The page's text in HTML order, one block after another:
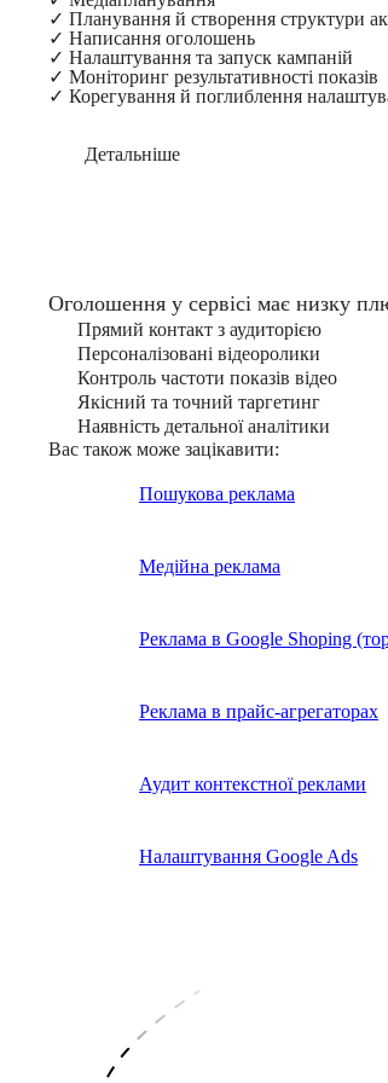
✓ Планування й створення структури
✓ Написання оголошень
✓ Налаштування та запуск кампаній
✓ Моніторинг результативності показів
✓ Корегування й поглиблення
Детальніше
Оголошення у сервісі має низку
Прямий контакт з аудиторією
Персоналізовані відеоролики
Контроль частоти показів відео
Якісний та точний таргетинг
Наявність детальної аналітики
Вас також може зацікавити:
Пошукова реклама
Медійна реклама
Реклама в Google Shoping
Реклама в прайс-агрегаторах
Аудит контекстної реклами
Налаштування Google Ads